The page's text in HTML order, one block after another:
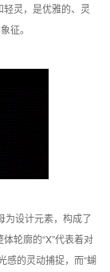
灵，是优雅的、灵
征。
为设计元素，构成了
轮廓的“X”代表着对
感的灵动捕捉，而“蝴